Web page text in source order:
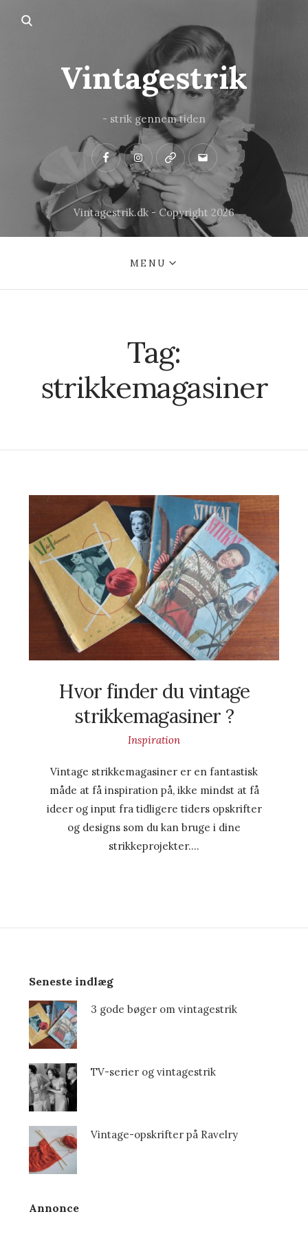
Vintagestrik
- strik gennem tiden
FacebookInstagramPinterest
Mail
Vintagestrik.dk - Copyright 2026
MENU
Tag:
strikkemagasiner
Hvor finder du vintage
strikkemagasiner ?
Inspiration
Vintage strikkemagasiner er en fantastisk
måde at få inspiration på, ikke mindst at få
ideer og input fra tidligere tiders opskrifter
og designs som du kan bruge i dine
strikkeprojekter….
Seneste indlæg
3 gode bøger om vintagestrik
TV-serier og vintagestrik
Vintage-opskrifter på Ravelry
Annonce